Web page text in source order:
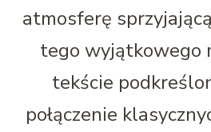
atmosferę
tego wyjątkowego
tekście
połączenie